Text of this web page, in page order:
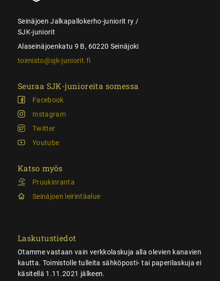
Seinäjoen Jalkapallokerho-juniorit ry /
SJK-juniorit
Alaseinäjoenkatu 9 B, 60220 Seinäjoki
toimisto@sjk-juniorit.fi
Seuraa SJK-junioreita somessa
Facebook
Instagram
Twitter
Youtube
Katso myös
Pruukinranta
Seinäjoen leirintäalue
Laskutustiedot
Otamme vastaan vain verkkolaskuja alla olevien kanavien
kautta. Toimistolle tulleita sähköposti- tai paperilaskuja ei
käsitellä 1.11.2021 jälkeen.